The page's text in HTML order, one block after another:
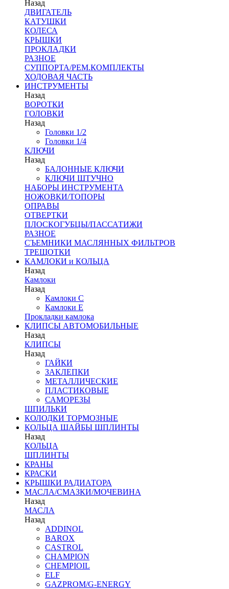
Назад
ДВИГАТЕЛЬ
КАТУШКИ
КОЛЕСА
КРЫШКИ
ПРОКЛАДКИ
РАЗНОЕ
СУППОРТА/РЕМ.КОМПЛЕКТЫ
ХОДОВАЯ ЧАСТЬ
ИНСТРУМЕНТЫ
Назад
ВОРОТКИ
ГОЛОВКИ
Назад
Головки 1/2
Головки 1/4
КЛЮЧИ
Назад
БАЛОННЫЕ КЛЮЧИ
КЛЮЧИ ШТУЧНО
НАБОРЫ ИНСТРУМЕНТА
НОЖОВКИ/ТОПОРЫ
ОПРАВЫ
ОТВЕРТКИ
ПЛОСКОГУБЦЫ/ПАССАТИЖИ
РАЗНОЕ
СЪЕМНИКИ МАСЛЯННЫХ ФИЛЬТРОВ
ТРЕЩОТКИ
КАМЛОКИ и КОЛЬЦА
Назад
Камлоки
Назад
Камлоки C
Камлоки Е
Прокладки камлока
КЛИПСЫ АВТОМОБИЛЬНЫЕ
Назад
КЛИПСЫ
Назад
ГАЙКИ
ЗАКЛЕПКИ
МЕТАЛЛИЧЕСКИЕ
ПЛАСТИКОВЫЕ
САМОРЕЗЫ
ШПИЛЬКИ
КОЛОДКИ ТОРМОЗНЫЕ
КОЛЬЦА ШАЙБЫ ШПЛИНТЫ
Назад
КОЛЬЦА
ШПЛИНТЫ
КРАНЫ
КРАСКИ
КРЫШКИ РАДИАТОРА
МАСЛА/СМАЗКИ/МОЧЕВИНА
Назад
МАСЛА
Назад
ADDINOL
BAROX
CASTROL
CHAMPION
CHEMPIOIL
ELF
GAZPROM/G-ENERGY